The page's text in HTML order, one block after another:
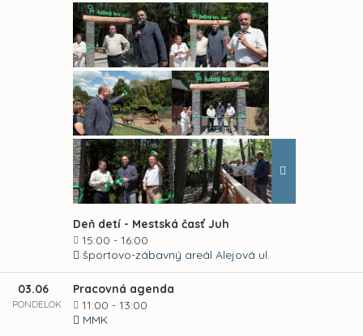
Deň detí - Mestská časť Juh
15:00 - 16:00
športovo-zábavný areál Alejová ul.
03.06
PONDELOK
Pracovná agenda
11:00 - 13:00
MMK